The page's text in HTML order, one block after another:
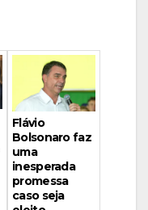
Flávio
Bolsonaro faz
uma
inesperada
promessa
caso seja